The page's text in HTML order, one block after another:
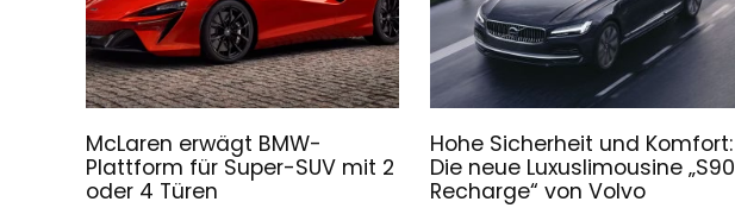
McLaren erwägt BMW-
Plattform für Super-SUV mit 2
oder 4 Türen
Hohe Sicherheit und Komfort:
Die neue Luxuslimousine „S90
Recharge“ von Volvo